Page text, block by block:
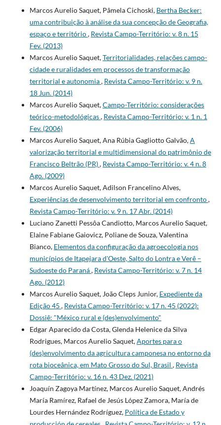
Marcos Aurelio Saquet, Pâmela Cichoski, Bertha Becker:
uma contribuição à análise da sua concepção de Geografia,
espaço e território, Revista Campo-Território: v. 8 n. 15
Fev. (2013)
Marcos Aurelio Saquet,Territorialidades, relações campo-
cidade e ruralidades em processos de transformação
territorial e autonomia, Revista Campo-Território: v. 9 n.
18 Jun. (2014)
Marcos Aurelio Saquet,Campo-Território: considerações
teórico-metodológicas, Revista Campo-Território: v. 1 n. 1
Fev. (2006)
Marcos Aurelio Saquet, Ana Rúbia Gagliotto Galvão,A
valorização territorial e multidimensional do patrimônio de
Francisco Beltrão (PR), Revista Campo-Território: v. 4 n. 8
Ago. (2009)
Marcos Aurelio Saquet, Adilson Francelino Alves,
Experiências de desenvolvimento territorial em confronto,
Revista Campo-Território: v. 9 n. 17 Abr. (2014)
Luciano Zanetti Pessôa Candiotto, Marcos Aurelio Saquet,
Elaine Fabiane Gaiovicz, Poliane de Souza, Valentina
Bianco, Elementos da configuração da agroecologia nos
municípios de Itapejara d'Oeste, Salto do Lontra e Verê –
Sudoeste do Paraná, Revista Campo-Território: v. 7 n. 14
Ago. (2012)
Marcos Aurelio Saquet, João Cleps Junior, Expediente da
Edição 45 , Revista Campo-Território: v. 17 n. 45 (2022):
Dossiê: "México rural e (des)envolvimento"
Edgar Aparecido da Costa, Glenda Helenice da Silva
Rodrigues, Marcos Aurelio Saquet,Aportes para o
(des)envolvimento da agricultura camponesa no entorno da
rota bioceânica, em Mato Grosso do Sul, Brasil , Revista
Campo-Território: v. 16 n. 43 Dez. (2021)
Joaquín Zagoya Martínez, Marcos Aurelio Saquet, Andrés
María Ramírez, Rafael de Jesús López Zamora, María de
Lourdes Hernández Rodríguez, Política de Estado y